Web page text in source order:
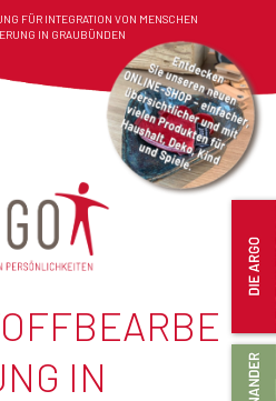
FÜR INTEGRATION VON MENSCHEN
IN GRAUBÜNDEN
IN